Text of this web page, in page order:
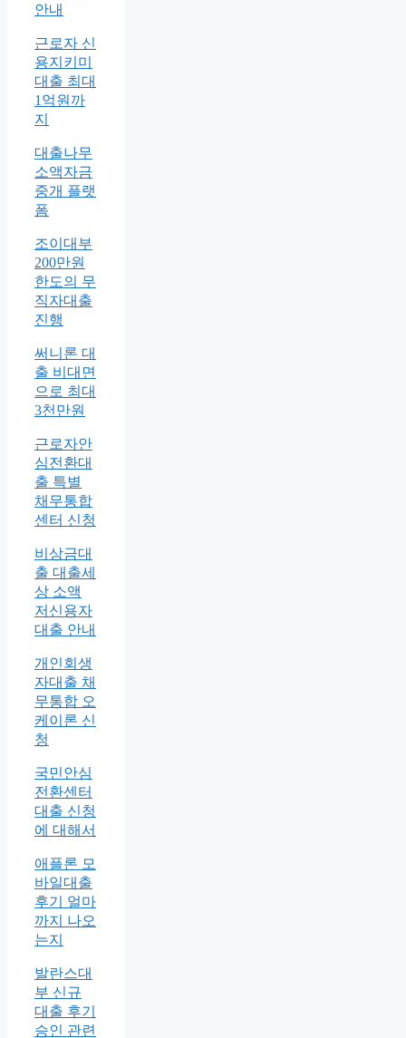
안내
근로자 신
용지키미
대출 최대
1억원까
지
대출나무
소액자금
중개 플랫
폼
조이대부
200만원
한도의 무
직자대출
진행
써니론 대
출 비대면
으로 최대
3천만원
근로자안
심전환대
출 특별
채무통합
센터 신청
비상금대
출 대출세
상 소액
저신용자
대출 안내
개인회생
자대출 채
무통합 오
케이론 신
청
국민안심
전환센터
대출 신청
에 대해서
애플론 모
바일대출
후기 얼마
까지 나오
는지
발란스대
부 신규
대출 후기
승인 관련